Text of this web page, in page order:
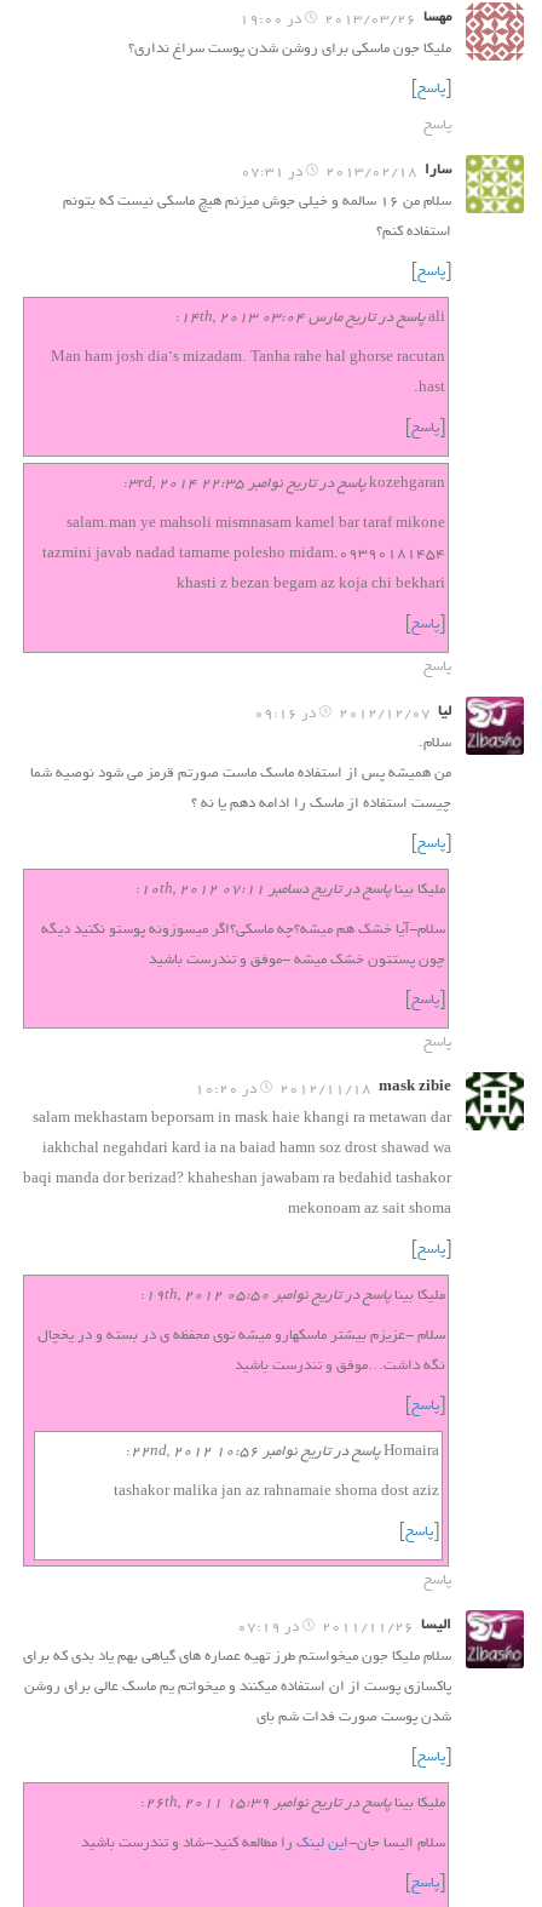
مهسا 2013/03/26 در 19:00
ملیکا جون ماسکی برای روشن شدن پوست سراغ نداری؟
پاسخ
پاسخ
سارا 2013/02/18 در 07:31
سلام من ۱۶ سالمه و خیلی جوش میزنم هیچ ماسکی نیست که بتونم
استفاده کنم؟
پاسخ
aliپاسخ در تاريخ مارس 14th, 2013 03:04
:
Man ham josh dia’s mizadam. Tanha rahe hal ghorse racutan
hast.
پاسخ
kozehgaranپاسخ در تاريخ نوامبر 3rd, 2014 22:35
:
salam.man ye mahsoli mismnasam kamel bar taraf mikone
tazmini javab nadad tamame polesho midam.09390181454
khasti z bezan begam az koja chi bekhari
پاسخ
پاسخ
لیا 2012/12/07 در 09:16
سلام.
من همیشه پس از استفاده ماسک ماست صورتم قرمز می شود نوصیه شما
چیست استفاده از ماسک را ادامه دهم یا نه ؟
پاسخ
ملیکا بیناپاسخ در تاريخ دسامبر 10th, 2012 07:11
:
سلام-آیا خشک هم میشه؟چه ماسکی؟اگر میسوزونه پوستو نکنید دیگه
چون پستتون خشک میشه -موفق و تندرست باشید
پاسخ
پاسخ
mask zibie 2012/11/18 در 10:20
salam mekhastam beporsam in mask haie khangi ra metawan dar
iakhchal negahdari kard ia na baiad hamn soz drost shawad wa
baqi manda dor berizad? khaheshan jawabam ra bedahid tashakor
mekonoam az sait shoma
پاسخ
ملیکا بیناپاسخ در تاريخ نوامبر 19th, 2012 05:50
:
سلام -عزیزم بیشتر ماسکهارو میشه توی محفظه ی در بسته و در یخچال
نگه داشت…موفق و تندرست باشید
پاسخ
Homairaپاسخ در تاريخ نوامبر 22nd, 2012 10:56
:
tashakor malika jan az rahnamaie shoma dost aziz
پاسخ
پاسخ
الیسا 2011/11/26 در 07:19
سلام ملیکا جون میخواستم طرز تهیه عصاره های گیاهی بهم یاد بدی که برای
پاکسازی پوست از ان استفاده میکنند و میخواتم یم ماسک عالی برای روشن
شدن پوست صورت فدات شم بای
پاسخ
ملیکا بیناپاسخ در تاريخ نوامبر 26th, 2011 15:39
:
سلام الیسا جان-این لینک را مطالعه کنید-شاد و تندرست باشید
پاسخ